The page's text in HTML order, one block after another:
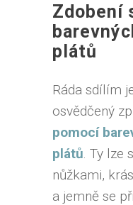
Zdobení
plátů
Ráda sdílím
osvědčený
pomocí
plátů. Ty lze
nůžkami,
a jemně se